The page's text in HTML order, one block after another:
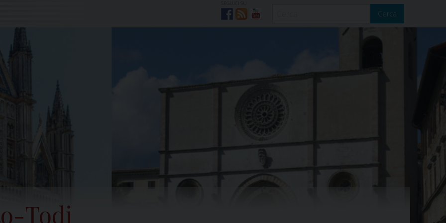
Cerca
Todi